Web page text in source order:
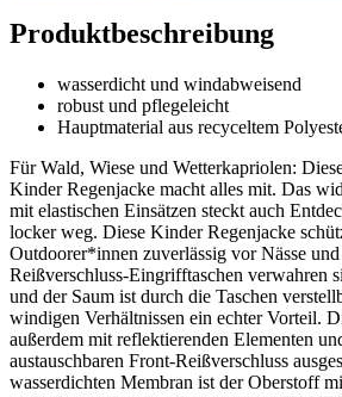
Produktbeschreibung
wasserdicht und windabweisend
robust und pflegeleicht
Hauptmaterial aus recyceltem
Für Wald, Wiese und Wetterkapriolen:
Kinder Regenjacke macht alles mit. Das
mit elastischen Einsätzen steckt auch
locker weg. Diese Kinder Regenjacke
Outdoorer*innen zuverlässig vor Nässe
Reißverschluss-Eingrifftaschen verwahren
und der Saum ist durch die Taschen
windigen Verhältnissen ein echter Vorteil.
außerdem mit reflektierenden Elementen
austauschbaren Front-Reißverschluss
wasserdichten Membran ist der Oberstoff